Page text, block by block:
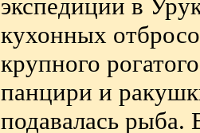
экспедиции в
кухонных
крупного
панцири и
подавалась рыба.